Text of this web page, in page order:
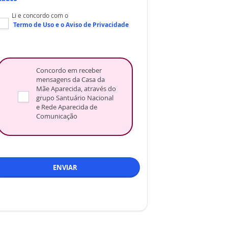
Li e concordo com o
Termo de Usoe oAviso de Privacidade
Concordo em receber
mensagens da Casa da
Mãe Aparecida, através do
grupo Santuário Nacional
e Rede Aparecida de
Comunicação
ENVIAR